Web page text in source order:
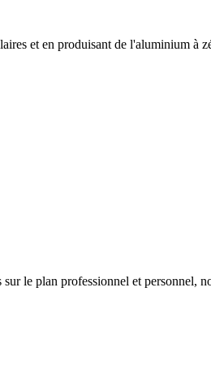
et en produisant de l'aluminium à
le plan professionnel et personnel,